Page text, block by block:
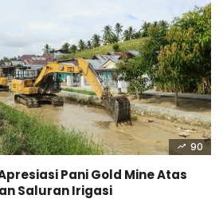
90
Pani Gold Mine Atas
Saluran Irigasi